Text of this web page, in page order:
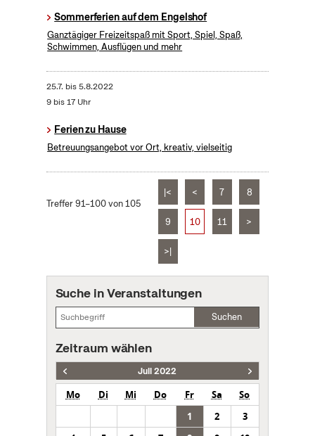
Sommerferien auf dem Engelshof
Ganztägiger Freizeitspaß mit Sport, Spiel, Spaß,
Schwimmen, Ausflügen und mehr
25.7. bis5.8.2022
9 bis 17 Uhr
Ferien zu Hause
Betreuungsangebot vor Ort, kreativ, vielseitig
Treffer 91–100 von 105
|< < 7 8
9 10 11 >
>|
Suche in Veranstaltungen
Suchen
Zeitraum wählen
Juli 2022
Mo Di Mi Do Fr Sa
So
1
2
3